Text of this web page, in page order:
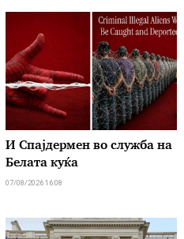
И Спајдермен во служба на
Белата куќа
07/08/2026 16:08